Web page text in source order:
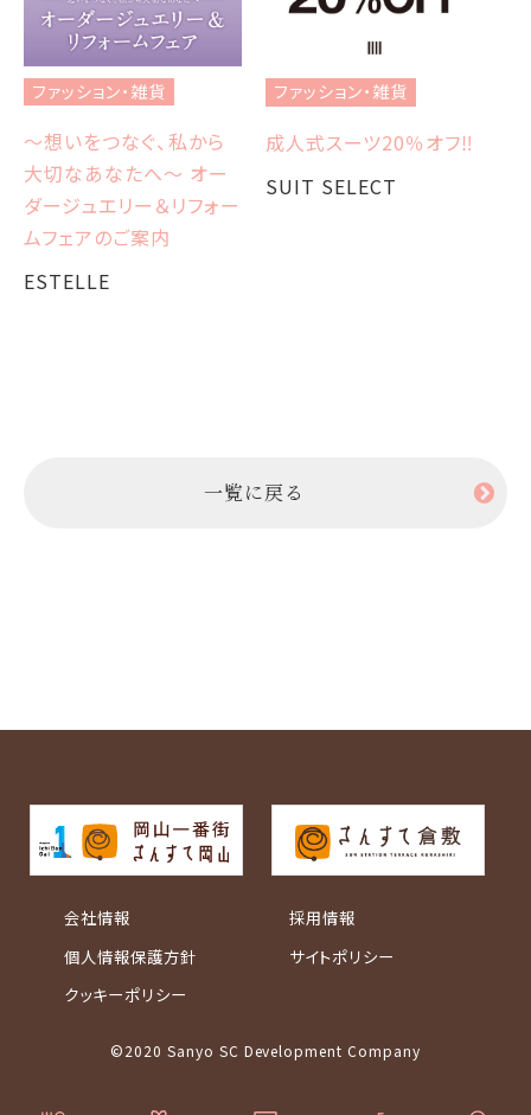
ファッション・雑貨
～想いをつなぐ、私から
大切なあなたへ～ オー
ダージュエリー＆リフォー
ムフェアのご案内
ESTELLE
ファッション・雑貨
成人式スーツ20％オフ‼︎
SUIT SELECT
一覧に戻る
会社情報
個人情報保護方針
クッキーポリシー
採用情報
サイトポリシー
©2020 Sanyo SC Development Company